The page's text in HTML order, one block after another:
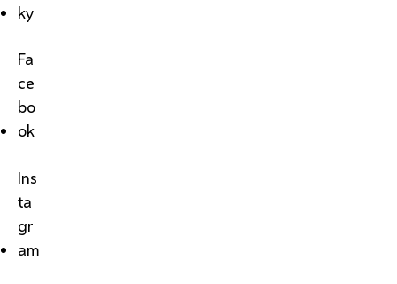
ky
Fa
ce
bo
ok
Ins
ta
gr
am